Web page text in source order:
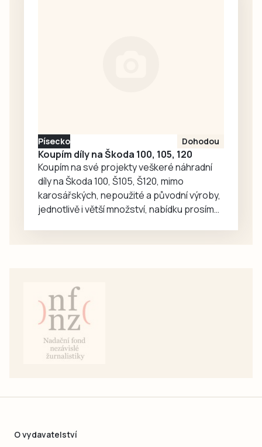
Náchodského
sídliště, Píseckého
rozcestí,…
Písecko Dohodou
Koupím díly na Škoda 100, 105, 120
Koupím na své projekty veškeré náhradní
díly na Škoda 100, Š105, Š120, mimo
karosářských, nepoužité a původní výroby,
jednotlivě i větší množství, nabídku prosím
O vydavatelství